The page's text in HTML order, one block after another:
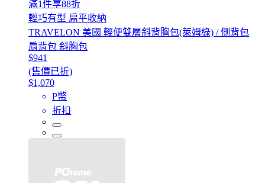
滿1件享88折
輕巧有型 扁平收納
TRAVELON 美國 輕便雙層斜背胸包(萊姆綠) / 側背包
肩背包 斜胸包
$941
(售價已折)
$1,070
P幣
折扣